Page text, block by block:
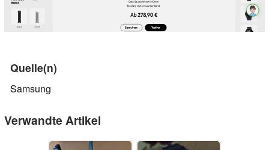
Quelle(n)
Samsung
Verwandte Artikel